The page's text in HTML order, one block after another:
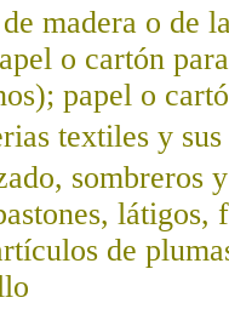
madera o de
o cartón
papel o
textiles y sus
sombreros
látigos,
de